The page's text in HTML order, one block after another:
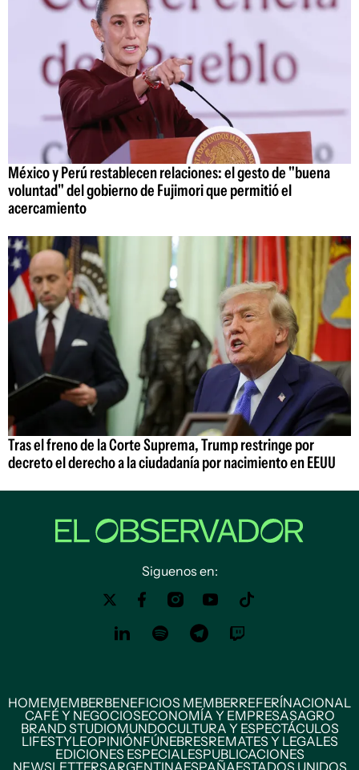
México y Perú restablecen relaciones: el gesto de "buena
voluntad" del gobierno de Fujimori que permitió el
acercamiento
Tras el freno de la Corte Suprema, Trump restringe por
decreto el derecho a la ciudadanía por nacimiento en EEUU
Siguenos en:
HOMEMEMBERBENEFICIOS MEMBERREFERÍNACIONAL
CAFÉ Y NEGOCIOSECONOMÍA Y EMPRESASAGRO
BRAND STUDIOMUNDOCULTURA Y ESPECTÁCULOS
LIFESTYLEOPINIÓNFÚNEBRESREMATES Y LEGALES
EDICIONES ESPECIALESPUBLICACIONES
NEWSLETTERSARGENTINAESPAÑAESTADOS UNIDOS